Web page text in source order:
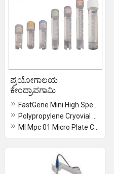
ಪ್ರಯೋಗಾಲಯ
ಕೇಂದ್ರಾಪಗಾಮಿ